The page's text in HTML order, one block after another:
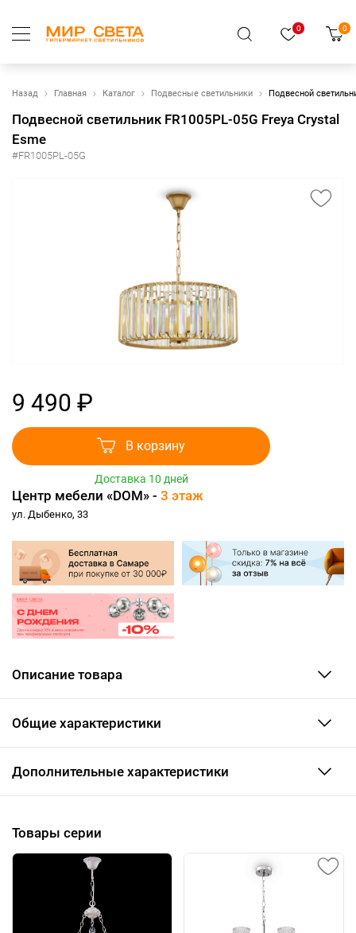
0 0
Назад Главная Каталог Подвесные светильники Подвесной
Подвесной светильник FR1005PL-05G Freya Crystal
Esme
#FR1005PL-05G
9 490 ₽
В корзину
Доставка 10 дней
Центр мебели «DOM» - 3 этаж
ул. Дыбенко, 33
Описание товара
Общие характеристики
Дополнительные характеристики
Товары серии